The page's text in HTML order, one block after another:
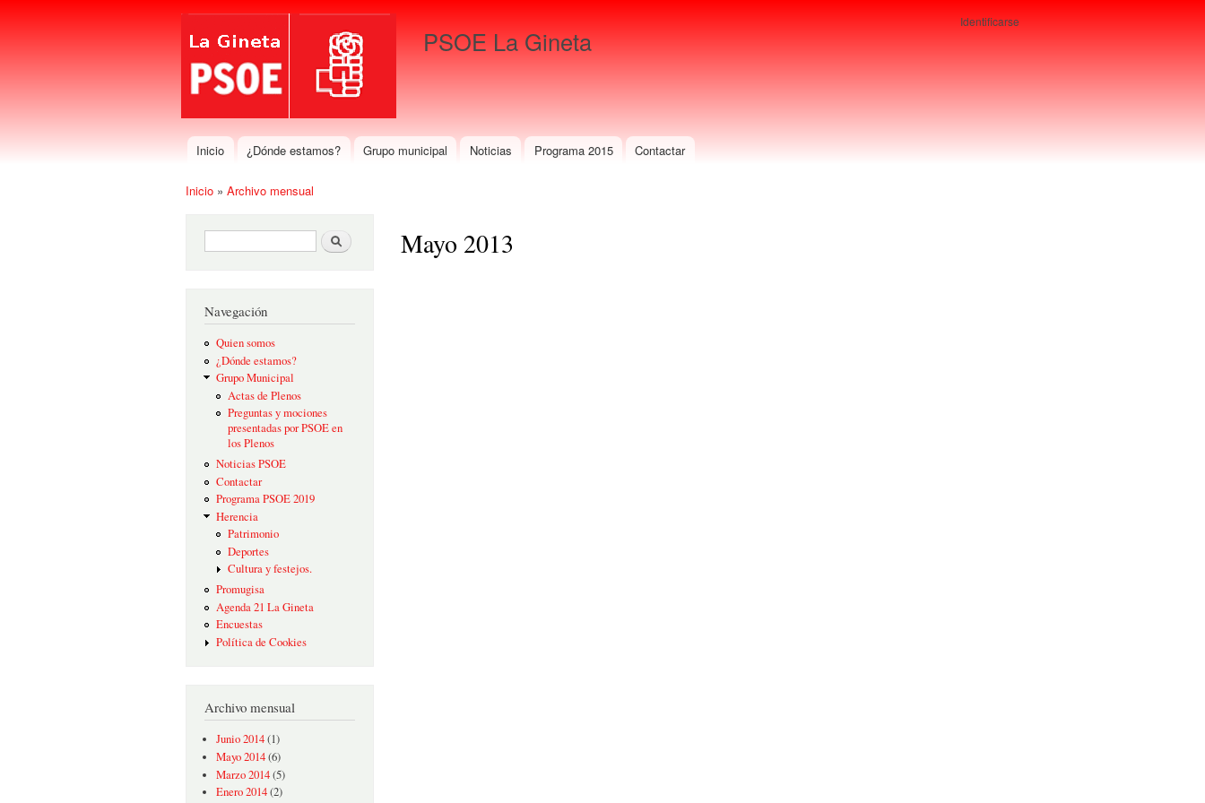
principal
PSOE La Gineta
Identificarse
Menú principal
Inicio ¿Dónde estamos? Grupo municipal Noticias Programa 2015 Contactar
Inicio » Archivo mensual
Formulario de búsquedaBuscar
Navegación
Quien somos
¿Dónde estamos?
Grupo Municipal
Actas de Plenos
Preguntas y mociones
presentadas por PSOE en
los Plenos
Noticias PSOE
Contactar
Programa PSOE 2019
Herencia
Patrimonio
Deportes
Cultura y festejos.
Promugisa
Agenda 21 La Gineta
Encuestas
Política de Cookies
Archivo mensual
Junio 2014(1)
Mayo 2014(6)
Marzo 2014(5)
Enero 2014(2)
Mayo 2013